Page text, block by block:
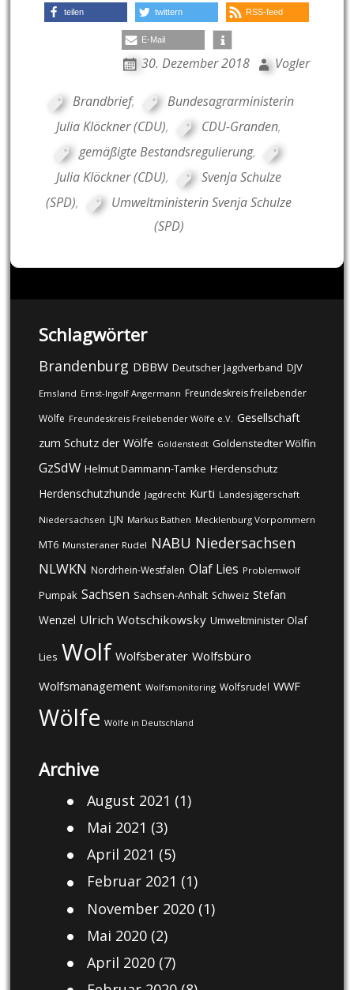
teilen twittern RSS-feed
E-Mail
30. Dezember 2018 Vogler
Brandbrief,
Bundesagrarministerin
Julia Klöckner (CDU), CDU-Granden,
gemäßigte Bestandsregulierung,
Julia Klöckner (CDU),
Svenja Schulze
(SPD),
Umweltministerin Svenja Schulze
(SPD)
Schlagwörter
Brandenburg DBBW Deutscher Jagdverband DJV
Emsland Ernst-Ingolf Angermann Freundeskreis freilebender
Wölfe Freundeskreis Freilebender Wölfe e.V. Gesellschaft
zum Schutz der Wölfe Goldenstedt Goldenstedter Wölfin
GzSdW Helmut Dammann-Tamke Herdenschutz
Herdenschutzhunde Jagdrecht Kurti Landesjägerschaft
Niedersachsen LJN Markus Bathen Mecklenburg Vorpommern
MT6 Munsteraner Rudel NABU Niedersachsen
NLWKN Nordrhein-Westfalen Olaf Lies Problemwolf
Pumpak Sachsen Sachsen-Anhalt Schweiz Stefan
Wenzel Ulrich Wotschikowsky Umweltminister Olaf
Lies Wolf Wolfsberater Wolfsbüro
Wolfsmanagement Wolfsmonitoring Wolfsrudel WWF
Wölfe Wölfe in Deutschland
Archive
August 2021 (1)
Mai 2021 (3)
April 2021 (5)
Februar 2021 (1)
November 2020(1)
Mai 2020(2)
April 2020(7)